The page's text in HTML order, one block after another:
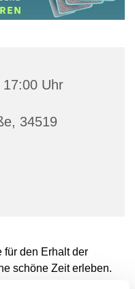
Uhr
34519
für den Erhalt der
schöne Zeit erleben.